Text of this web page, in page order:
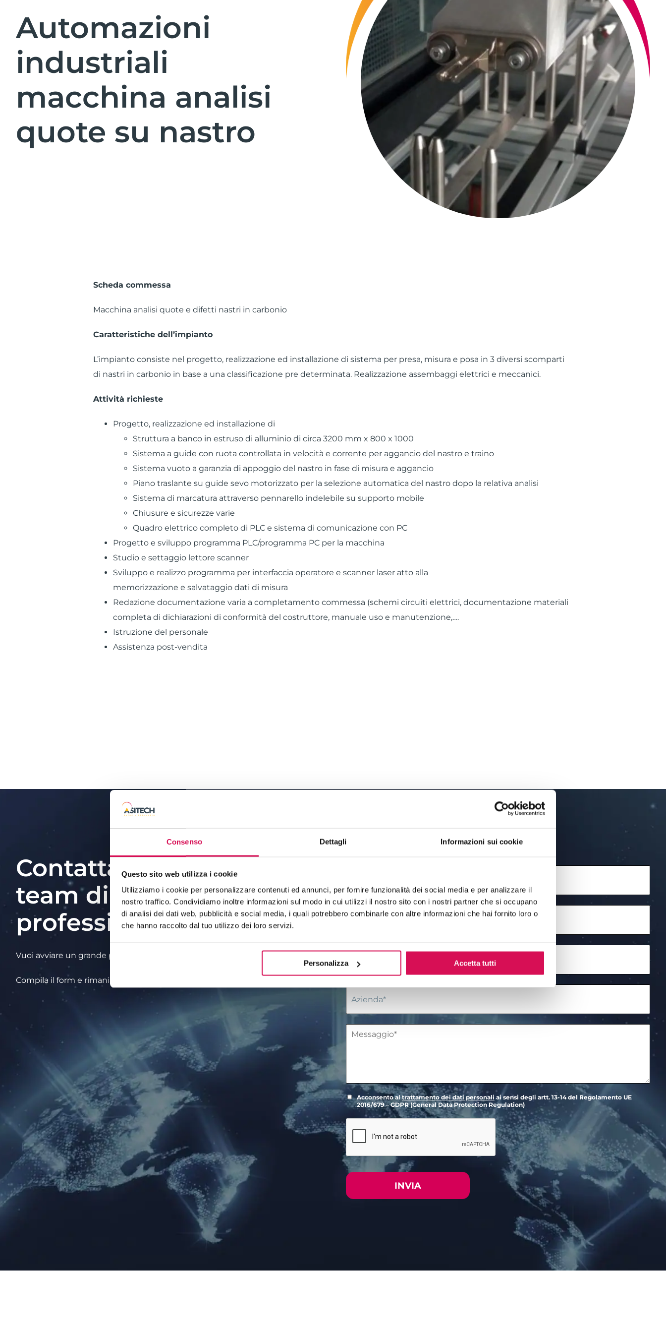
Consenso Dettagli Informazioni sui cookie
Questo sito web utilizza i cookie
Utilizziamo i cookie per personalizzare contenuti ed annunci, per fornire funzionalità dei social media e per analizzare il
nostro traffico. Condividiamo inoltre informazioni sul modo in cui utilizzi il nostro sito con i nostri partner che si occupano
di analisi dei dati web, pubblicità e social media, i quali potrebbero combinarle con altre informazioni che hai fornito loro o
che hanno raccolto dal tuo utilizzo dei loro servizi.
Personalizza Accetta tutti
Automazioni
industriali
macchina analisi
quote su nastro
Scheda commessa
Macchina analisi quote e difetti nastri in carbonio
Caratteristiche dell’impianto
L’impianto consiste nel progetto, realizzazione ed installazione di sistema per presa, misura e posa in 3 diversi scomparti
di nastri in carbonio in base a una classificazione pre determinata. Realizzazione assembaggi elettrici e meccanici.
Attività richieste
Progetto, realizzazione ed installazione di
Struttura a banco in estruso di alluminio di circa 3200 mm x 800 x 1000
Sistema a guide con ruota controllata in velocità e corrente per aggancio del nastro e traino
Sistema vuoto a garanzia di appoggio del nastro in fase di misura e aggancio
Piano traslante su guide sevo motorizzato per la selezione automatica del nastro dopo la relativa analisi
Sistema di marcatura attraverso pennarello indelebile su supporto mobile
Chiusure e sicurezze varie
Quadro elettrico completo di PLC e sistema di comunicazione con PC
Progetto e sviluppo programma PLC/programma PC per la macchina
Studio e settaggio lettore scanner
Sviluppo e realizzo programma per interfaccia operatore e scanner laser atto alla
memorizzazione e salvataggio dati di misura
Redazione documentazione varia a completamento commessa (schemi circuiti elettrici, documentazione materiali
completa di dichiarazioni di conformità del costruttore, manuale uso e manutenzione,….
Istruzione del personale
Assistenza post-vendita
Contatta il nostro
team di
professionisti!
Vuoi avviare un grande progetto insieme a noi?
Compila il form e rimaniamo in contatto.
Acconsento altrattamento dei dati personaliai sensi degli artt. 13-14 del Regolamento UE
2016/679 – GDPR (General Data Protection Regulation)
INVIA